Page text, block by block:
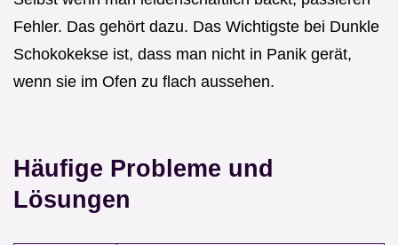
Fehler. Das gehört dazu. Das Wichtigste bei Dunkle
Schokokekse ist, dass man nicht in Panik gerät,
wenn sie im Ofen zu flach aussehen.
Häufige Probleme und
Lösungen